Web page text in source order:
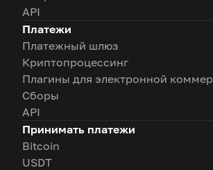
API
Платежи
Платежный шлюз
Криптопроцессинг
Плагины для электронной
Сборы
API
Принимать платежи
Bitcoin
USDT